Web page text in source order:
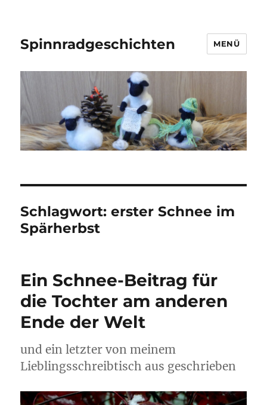
Spinnradgeschichten MENÜ
Schlagwort:erster Schnee im
Spärherbst
Ein Schnee-Beitrag für
die Tochter am anderen
Ende der Welt
und ein letzter von meinem
Lieblingsschreibtisch aus geschrieben